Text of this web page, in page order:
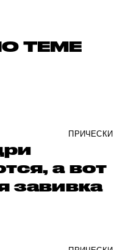
ТЕМЕ
ПРИЧЕСКИ
а вот
завивка